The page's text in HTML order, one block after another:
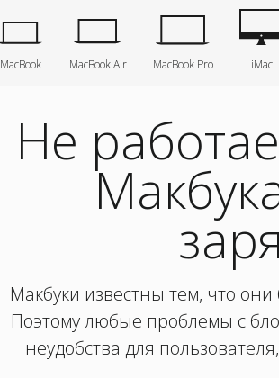
MacBook MacBook Air MacBook Pro iMac
Не
Макбуки известны тем, что
Поэтому любые проблемы с
неудобства для